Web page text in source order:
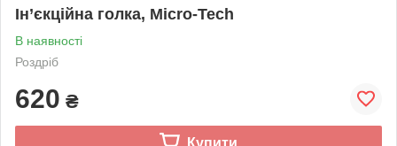
Ін’єкційна голка, Micro-Tech
В наявності
Роздріб
620 ₴
Купити